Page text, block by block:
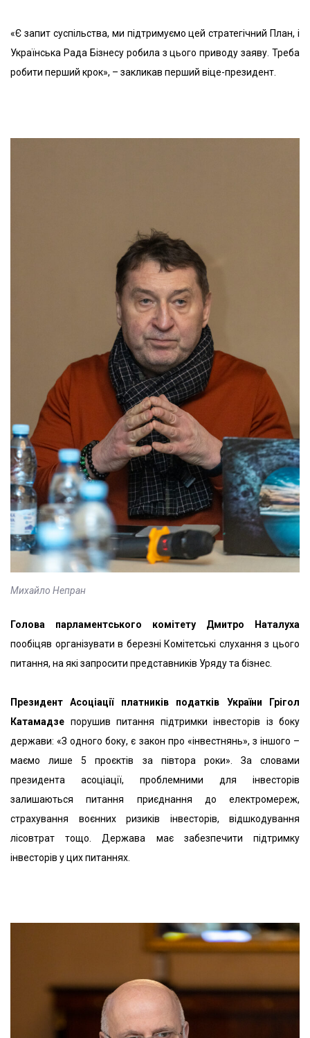
«Є запит суспільства, ми підтримуємо цей стратегічний План, і
Українська Рада Бізнесу робила з цього приводу заяву. Треба
робити перший крок», – закликав перший віце-президент.
Михайло Непран
Голова парламентського комітету Дмитро Наталуха
пообіцяв організувати в березні Комітетські слухання з цього
питання, на які запросити представників Уряду та бізнес.
Президент Асоціації платників податків України Грігол
Катамадзе порушив питання підтримки інвесторів із боку
держави: «З одного боку, є закон про «інвестнянь», з іншого –
маємо лише 5 проєктів за півтора роки». За словами
президента асоціації, проблемними для інвесторів
залишаються питання приєднання до електромереж,
страхування воєнних ризиків інвесторів, відшкодування
лісовтрат тощо. Держава має забезпечити підтримку
інвесторів у цих питаннях.